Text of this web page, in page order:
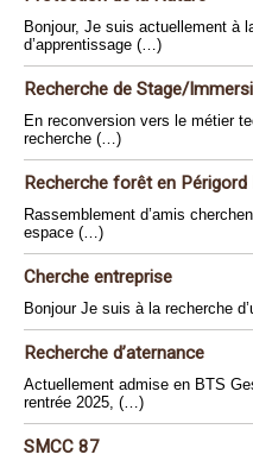
Bonjour, Je suis actuellement à
d’apprentissage (…)
Recherche de Stage/
En reconversion vers le métier
recherche (…)
Recherche forêt en Périgord
Rassemblement d’amis
espace (…)
Cherche entreprise
Bonjour Je suis à la recherche
Recherche d’aternance
Actuellement admise en BTS
rentrée 2025, (…)
SMCC 87